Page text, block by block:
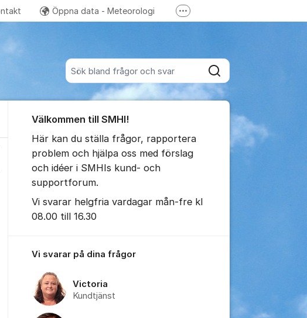
Sök bland alla inlägg
Sök
Öppna data - Meteorologi Fler supportlänkar
dölj inställningar för inlägg/kommentar
Välkommen till SMHI!
Här kan du ställa frågor, rapportera
problem och hjälpa oss med förslag
och idéer i SMHIs kund- och
supportforum.
Vi svarar helgfria vardagar mån-fre kl
08.00 till 16.30
Vi svarar på dina frågor
Victoria
Kundtjänst